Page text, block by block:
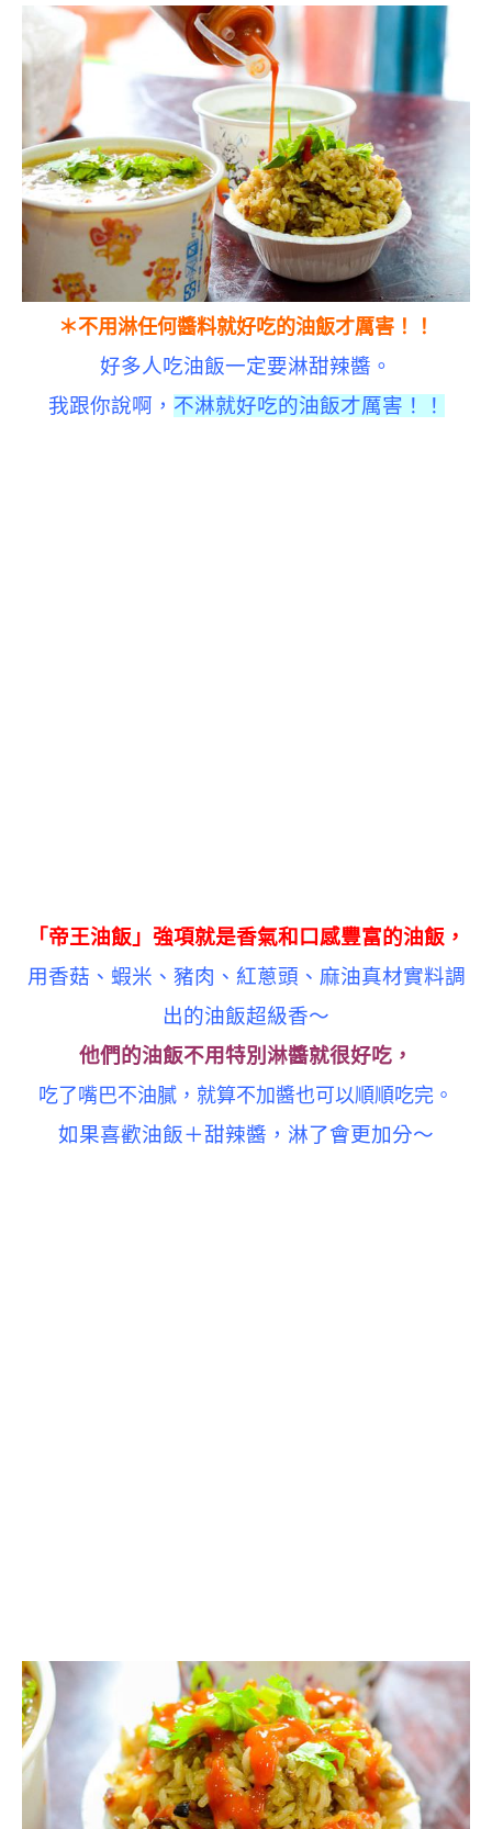
＊不用淋任何醬料就好吃的油飯才厲害！！
好多人吃油飯一定要淋甜辣醬。
我跟你說啊， 不淋就好吃的油飯才厲害！！
「帝王油飯」強項就是香氣和口感豐富的油飯，
用香菇、蝦米、豬肉、紅蔥頭、麻油真材實料調
出的油飯超級香～
他們的油飯不用特別淋醬就很好吃，
吃了嘴巴不油膩，就算不加醬也可以順順吃完。
如果喜歡油飯＋甜辣醬，淋了會更加分～